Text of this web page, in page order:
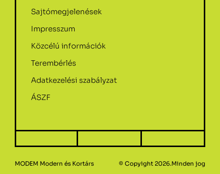
Sajtómegjelenések
Impresszum
Közcélú információk
Terembérlés
Adatkezelési szabályzat
ÁSZF
MODEM Modern és Kortárs
© Copyight 2026.Minden jog